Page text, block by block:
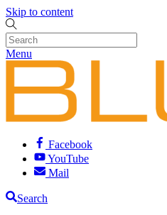
Skip to content
Menu
Facebook
YouTube
Mail
Search